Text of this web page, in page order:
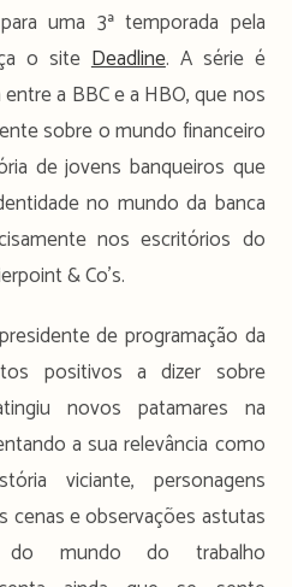
uma 3ª temporada pela
o site Deadline. A série é
a BBC e a HBO, que nos
sobre o mundo financeiro
de jovens banqueiros que
no mundo da banca
nos escritórios do
& Co’s.
de programação da
positivos a dizer sobre
novos patamares na
a sua relevância como
viciante, personagens
cenas e observações astutas
do mundo do trabalho